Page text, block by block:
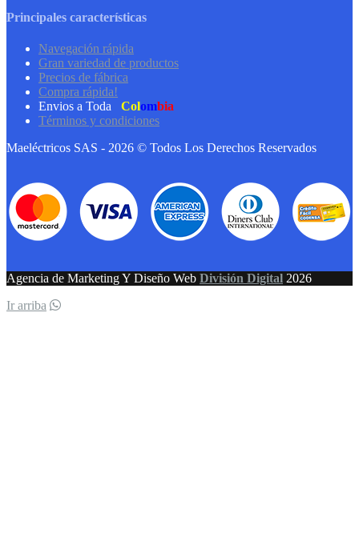
Principales características
Navegación rápida
Gran variedad de productos
Precios de fábrica
Compra rápida!
Envios a Toda
Colombia
Términos y condiciones
Maeléctricos SAS - 2026 © Todos Los Derechos Reservados
Agencia de Marketing Y Diseño Web División Digital 2026
Ir arriba